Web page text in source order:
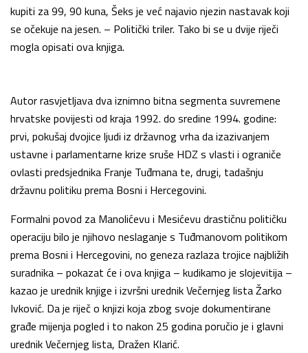
kupiti za 99, 90 kuna, Šeks je već najavio njezin nastavak koji
se očekuje na jesen. – Politički triler. Tako bi se u dvije riječi
mogla opisati ova knjiga.
Autor rasvjetljava dva iznimno bitna segmenta suvremene
hrvatske povijesti od kraja 1992. do sredine 1994. godine:
prvi, pokušaj dvojice ljudi iz državnog vrha da izazivanjem
ustavne i parlamentarne krize sruše HDZ s vlasti i ograniče
ovlasti predsjednika Franje Tuđmana te, drugi, tadašnju
državnu politiku prema Bosni i Hercegovini.
Formalni povod za Manolićevu i Mesićevu drastičnu političku
operaciju bilo je njihovo neslaganje s Tuđmanovom politikom
prema Bosni i Hercegovini, no geneza razlaza trojice najbližih
suradnika – pokazat će i ova knjiga – kudikamo je slojevitija –
kazao je urednik knjige i izvršni urednik Večernjeg lista Žarko
Ivković. Da je riječ o knjizi koja zbog svoje dokumentirane
građe mijenja pogled i to nakon 25 godina poručio je i glavni
urednik Večernjeg lista, Dražen Klarić.